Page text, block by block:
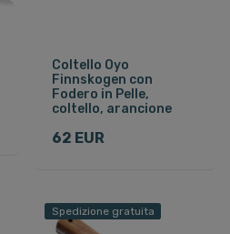
Coltello Oyo
Finnskogen con
Fodero in Pelle,
coltello, arancione
62 EUR
Spedizione gratuita